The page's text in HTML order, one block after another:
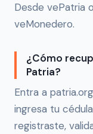
Desde vePatria
veMonedero.
¿Cómo
Patria?
Entra a
ingresa tu
registraste,